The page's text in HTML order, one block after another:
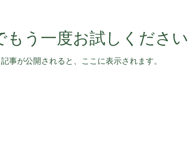
もう一度お試しください
記事が公開されると、ここに表示されます。